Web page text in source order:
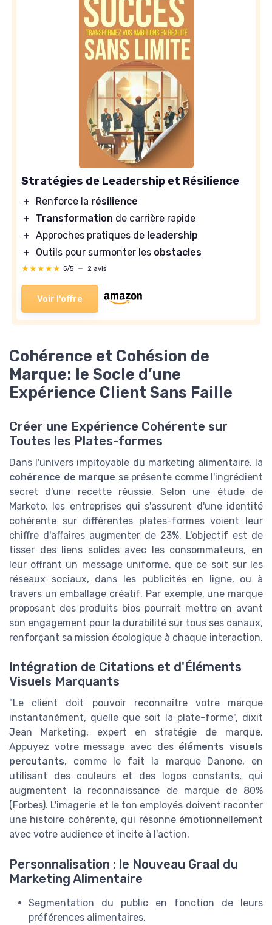
Stratégies de Leadership et Résilience
＋ Renforce la résilience
＋
Transformation de carrière rapide
＋ Approches pratiques de leadership
＋
Outils pour surmonter les obstacles
★★★★★
★★★★★ 5/5 — 2 avis
Voir l'offre
Cohérence et Cohésion de
Marque: le Socle d’une
Expérience Client Sans Faille
Créer une Expérience Cohérente sur
Toutes les Plates-formes
Dans l'univers impitoyable du marketing alimentaire, la
cohérence de marque se présente comme l'ingrédient
secret d'une recette réussie. Selon une étude de
Marketo, les entreprises qui s'assurent d'une identité
cohérente sur différentes plates-formes voient leur
chiffre d'affaires augmenter de 23%. L'objectif est de
tisser des liens solides avec les consommateurs, en
leur offrant un message uniforme, que ce soit sur les
réseaux sociaux, dans les publicités en ligne, ou à
travers un emballage créatif. Par exemple, une marque
proposant des produits bios pourrait mettre en avant
son engagement pour la durabilité sur tous ses canaux,
renforçant sa mission écologique à chaque interaction.
Intégration de Citations et d'Éléments
Visuels Marquants
"Le client doit pouvoir reconnaître votre marque
instantanément, quelle que soit la plate-forme", dixit
Jean Marketing, expert en stratégie de marque.
Appuyez votre message avec des éléments visuels
percutants, comme le fait la marque Danone, en
utilisant des couleurs et des logos constants, qui
augmentent la reconnaissance de marque de 80%
(Forbes). L'imagerie et le ton employés doivent raconter
une histoire cohérente, qui résonne émotionnellement
avec votre audience et incite à l'action.
Personnalisation : le Nouveau Graal du
Marketing Alimentaire
Segmentation du public en fonction de leurs
préférences alimentaires.